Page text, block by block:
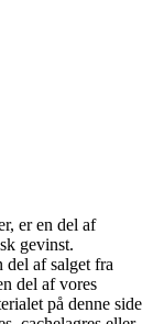
er en del af
gevinst.
af salget fra
del af vores
på denne side